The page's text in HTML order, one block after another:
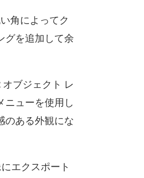
角によってク
グを追加して余
オブジェクト レ
ニューを使用し
のある外観にな
エクスポート